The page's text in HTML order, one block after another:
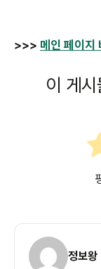
>>> 메인 페이지
이 게
정보왕